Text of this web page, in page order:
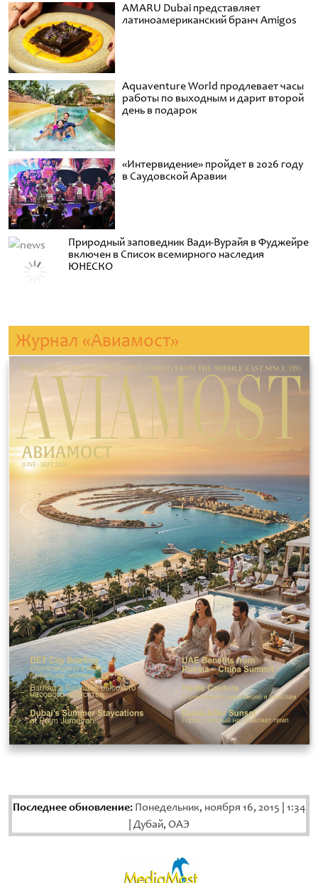
AMARU Dubai представляет
латиноамериканский бранч Amigos
Aquaventure World продлевает часы
работы по выходным и дарит второй
день в подарок
«Интервидение» пройдет в 2026 году
в Саудовской Аравии
Природный заповедник Вади-Вурайя в Фуджейре
включен в Список всемирного наследия
ЮНЕСКО
Журнал «Авиамост»
Последнее обновление:Понедельник, ноября 16, 2015 1:34
Дубай, ОАЭ